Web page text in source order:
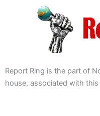
Report Ring is the part of
house, associated with